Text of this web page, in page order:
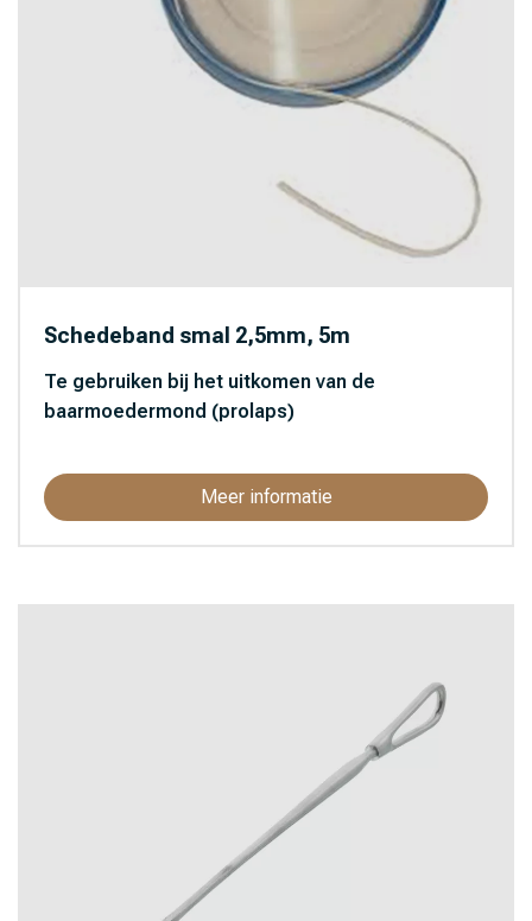
Schedeband smal 2,5mm, 5m
Te gebruiken bij het uitkomen van de
baarmoedermond (prolaps)
Meer informatie